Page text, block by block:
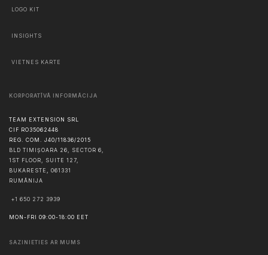
LOGO KIT
INSIGHTS
VIETNES KARTE
KORPORATĪVĀ INFORMĀCIJA
TEAM EXTENSION SRL
CIF RO35062448
REG. COM. J40/11836/2015
BLD TIMIȘOARA 26, SECTOR 6,
1ST FLOOR, SUITE 127,
BUKARESTE
061331
RUMĀNIJA
+1 650 272 3939
MON-FRI 09:00-18:00 EET
SAZINIETIES AR MUMS